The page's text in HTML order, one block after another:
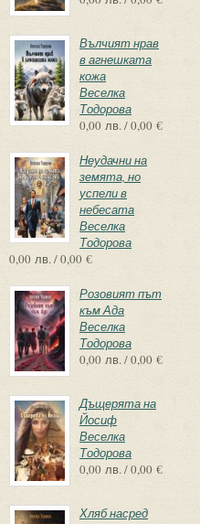
Вълчият нрав
в агнешката
кожа
Веселка
Тодорова
0,00 лв. / 0,00 €
Неудачни на
земята, но
успели в
небесата
Веселка
Тодорова
0,00 лв. / 0,00 €
Розовият път
към Ада
Веселка
Тодорова
0,00 лв. / 0,00 €
Дъщерята на
Йосиф
Веселка
Тодорова
0,00 лв. / 0,00 €
Хляб насред